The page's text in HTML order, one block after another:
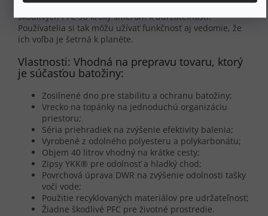
prostredie. Použitie recyklovaných materiálov a absencia
škodlivých PFC sú kroky smerom k udržateľnosti.
Používatelia si tak môžu užívať funkčnosť aj vedomie, že
ich voľba je šetrná k planéte.
Vlastnosti: Vhodná na prepravu tovaru, ktorý
je súčasťou batožiny:
Zosilnené dno pre stabilitu a ochranu batožiny;
Vrecko na topánky na jednoduchú organizáciu
priestoru;
Séria priehradiek na zvýšenie efektivity balenia;
Vyrobené z odolného polyesteru a polykarbonátu;
Objem 40 litrov vhodný na krátke cesty;
Zipsy YKK® pre odolnosť a hladký chod;
Povrchová úprava DWR na zvýšenie odolnosti tašky
voči vode;
Použitie recyklovaných materiálov pre udržateľnosť;
Žiadne škodlivé PFC pre životné prostredie.